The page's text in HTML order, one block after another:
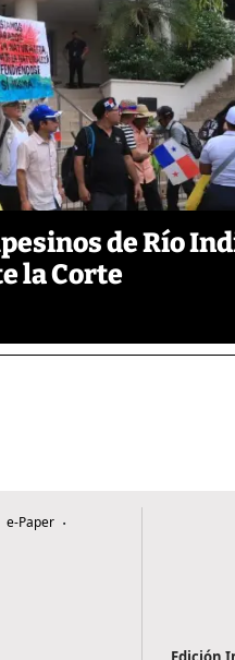
de Río
la Corte
e-Paper